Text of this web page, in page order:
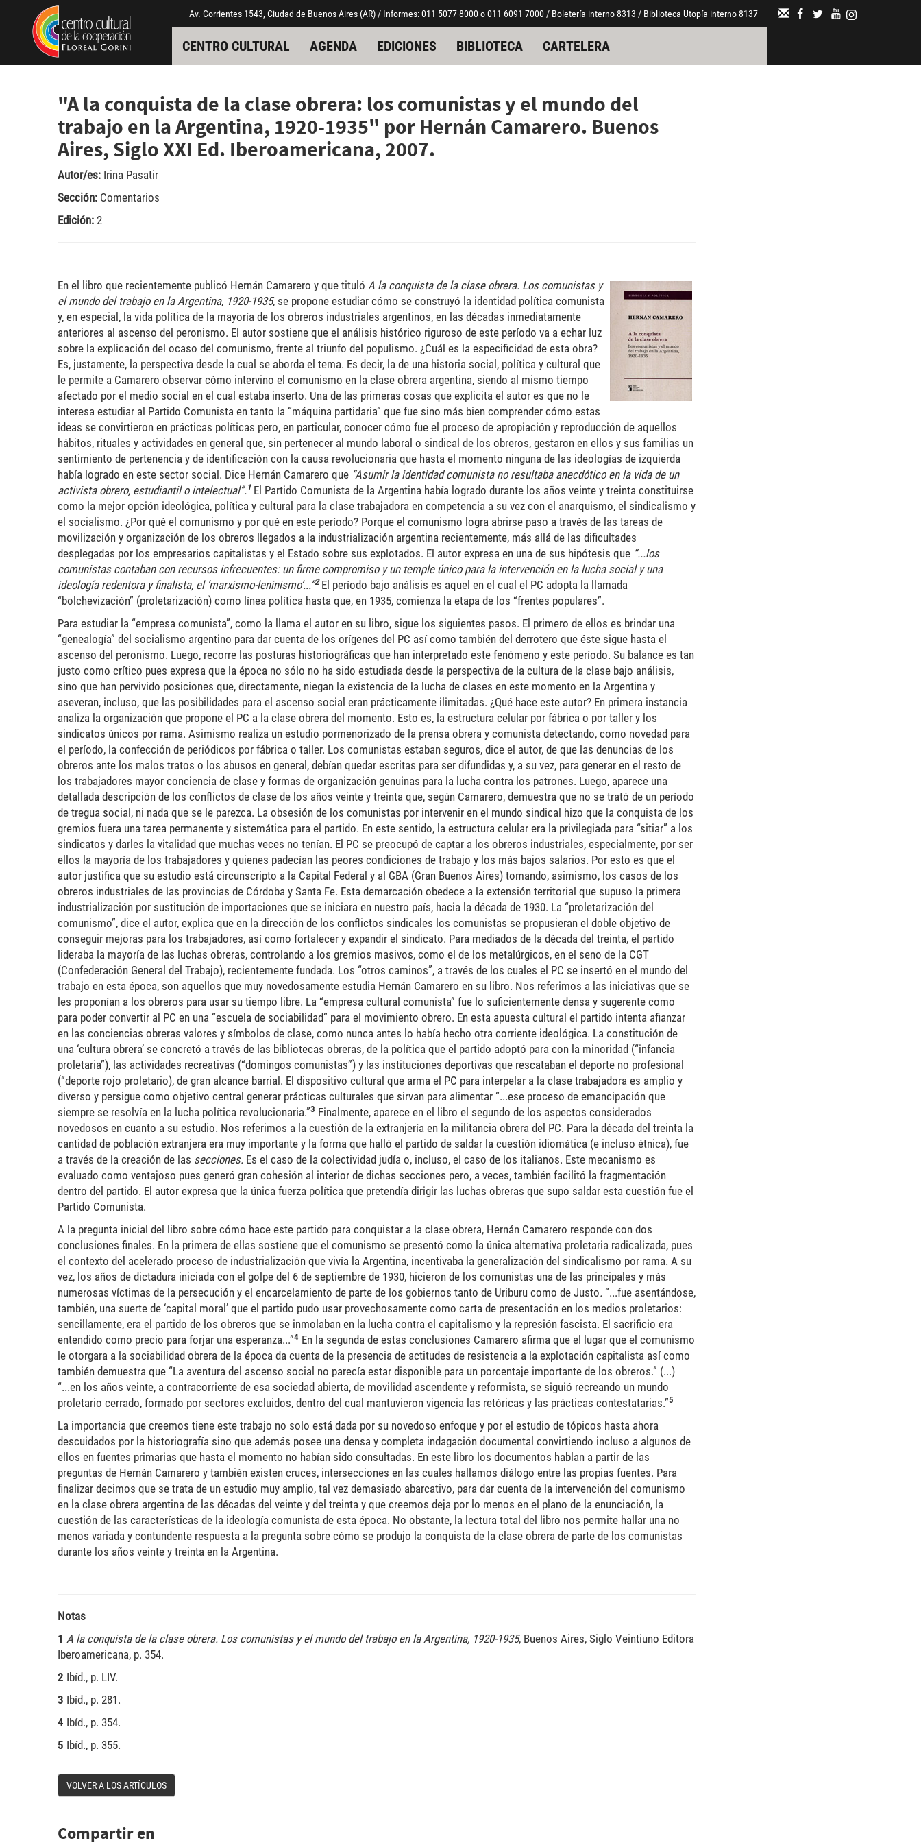
Pasar al contenido principal
Jump to main content Av. Corrientes 1543, Ciudad de Buenos Aires (AR) / Informes: 011 5077-8000 o 011 6091-7000 / Boletería interno 8313 / Biblioteca Utopía interno 8137
CENTRO CULTURAL AGENDA EDICIONES BIBLIOTECA CARTELERA
"A la conquista de la clase obrera: los comunistas y el mundo del
trabajo en la Argentina, 1920-1935" por Hernán Camarero. Buenos
Aires, Siglo XXI Ed. Iberoamericana, 2007.
Autor/es: Irina Pasatir
Sección: Comentarios
Edición: 2
En el libro que recientemente publicó Hernán Camarero y que tituló A la conquista de la clase obrera. Los comunistas y
el mundo del trabajo en la Argentina, 1920-1935, se propone estudiar cómo se construyó la identidad política comunista
y, en especial, la vida política de la mayoría de los obreros industriales argentinos, en las décadas inmediatamente
anteriores al ascenso del peronismo. El autor sostiene que el análisis histórico riguroso de este período va a echar luz
sobre la explicación del ocaso del comunismo, frente al triunfo del populismo. ¿Cuál es la especificidad de esta obra?
Es, justamente, la perspectiva desde la cual se aborda el tema. Es decir, la de una historia social, política y cultural que
le permite a Camarero observar cómo intervino el comunismo en la clase obrera argentina, siendo al mismo tiempo
afectado por el medio social en el cual estaba inserto. Una de las primeras cosas que explicita el autor es que no le
interesa estudiar al Partido Comunista en tanto la “máquina partidaria” que fue sino más bien comprender cómo estas
ideas se convirtieron en prácticas políticas pero, en particular, conocer cómo fue el proceso de apropiación y reproducción de aquellos
hábitos, rituales y actividades en general que, sin pertenecer al mundo laboral o sindical de los obreros, gestaron en ellos y sus familias un
sentimiento de pertenencia y de identificación con la causa revolucionaria que hasta el momento ninguna de las ideologías de izquierda
había logrado en este sector social. Dice Hernán Camarero que “Asumir la identidad comunista no resultaba anecdótico en la vida de un
activista obrero, estudiantil o intelectual”.1 El Partido Comunista de la Argentina había logrado durante los años veinte y treinta constituirse
como la mejor opción ideológica, política y cultural para la clase trabajadora en competencia a su vez con el anarquismo, el sindicalismo y
el socialismo. ¿Por qué el comunismo y por qué en este período? Porque el comunismo logra abrirse paso a través de las tareas de
movilización y organización de los obreros llegados a la industrialización argentina recientemente, más allá de las dificultades
desplegadas por los empresarios capitalistas y el Estado sobre sus explotados. El autor expresa en una de sus hipótesis que “...los
comunistas contaban con recursos infrecuentes: un firme compromiso y un temple único para la intervención en la lucha social y una
ideología redentora y finalista, el ‘marxismo-leninismo’...”2 El período bajo análisis es aquel en el cual el PC adopta la llamada
“bolchevización” (proletarización) como línea política hasta que, en 1935, comienza la etapa de los “frentes populares”.
Para estudiar la “empresa comunista”, como la llama el autor en su libro, sigue los siguientes pasos. El primero de ellos es brindar una
“genealogía” del socialismo argentino para dar cuenta de los orígenes del PC así como también del derrotero que éste sigue hasta el
ascenso del peronismo. Luego, recorre las posturas historiográficas que han interpretado este fenómeno y este período. Su balance es tan
justo como crítico pues expresa que la época no sólo no ha sido estudiada desde la perspectiva de la cultura de la clase bajo análisis,
sino que han pervivido posiciones que, directamente, niegan la existencia de la lucha de clases en este momento en la Argentina y
aseveran, incluso, que las posibilidades para el ascenso social eran prácticamente ilimitadas. ¿Qué hace este autor? En primera instancia
analiza la organización que propone el PC a la clase obrera del momento. Esto es, la estructura celular por fábrica o por taller y los
sindicatos únicos por rama. Asimismo realiza un estudio pormenorizado de la prensa obrera y comunista detectando, como novedad para
el período, la confección de periódicos por fábrica o taller. Los comunistas estaban seguros, dice el autor, de que las denuncias de los
obreros ante los malos tratos o los abusos en general, debían quedar escritas para ser difundidas y, a su vez, para generar en el resto de
los trabajadores mayor conciencia de clase y formas de organización genuinas para la lucha contra los patrones. Luego, aparece una
detallada descripción de los conflictos de clase de los años veinte y treinta que, según Camarero, demuestra que no se trató de un período
de tregua social, ni nada que se le parezca. La obsesión de los comunistas por intervenir en el mundo sindical hizo que la conquista de los
gremios fuera una tarea permanente y sistemática para el partido. En este sentido, la estructura celular era la privilegiada para “sitiar” a los
sindicatos y darles la vitalidad que muchas veces no tenían. El PC se preocupó de captar a los obreros industriales, especialmente, por ser
ellos la mayoría de los trabajadores y quienes padecían las peores condiciones de trabajo y los más bajos salarios. Por esto es que el
autor justifica que su estudio está circunscripto a la Capital Federal y al GBA (Gran Buenos Aires) tomando, asimismo, los casos de los
obreros industriales de las provincias de Córdoba y Santa Fe. Esta demarcación obedece a la extensión territorial que supuso la primera
industrialización por sustitución de importaciones que se iniciara en nuestro país, hacia la década de 1930. La “proletarización del
comunismo”, dice el autor, explica que en la dirección de los conflictos sindicales los comunistas se propusieran el doble objetivo de
conseguir mejoras para los trabajadores, así como fortalecer y expandir el sindicato. Para mediados de la década del treinta, el partido
lideraba la mayoría de las luchas obreras, controlando a los gremios masivos, como el de los metalúrgicos, en el seno de la CGT
(Confederación General del Trabajo), recientemente fundada. Los “otros caminos”, a través de los cuales el PC se insertó en el mundo del
trabajo en esta época, son aquellos que muy novedosamente estudia Hernán Camarero en su libro. Nos referimos a las iniciativas que se
les proponían a los obreros para usar su tiempo libre. La “empresa cultural comunista” fue lo suficientemente densa y sugerente como
para poder convertir al PC en una “escuela de sociabilidad” para el movimiento obrero. En esta apuesta cultural el partido intenta afianzar
en las conciencias obreras valores y símbolos de clase, como nunca antes lo había hecho otra corriente ideológica. La constitución de
una ‘cultura obrera’ se concretó a través de las bibliotecas obreras, de la política que el partido adoptó para con la minoridad (“infancia
proletaria”), las actividades recreativas (“domingos comunistas”) y las instituciones deportivas que rescataban el deporte no profesional
(“deporte rojo proletario), de gran alcance barrial. El dispositivo cultural que arma el PC para interpelar a la clase trabajadora es amplio y
diverso y persigue como objetivo central generar prácticas culturales que sirvan para alimentar “...ese proceso de emancipación que
siempre se resolvía en la lucha política revolucionaria.”3 Finalmente, aparece en el libro el segundo de los aspectos considerados
novedosos en cuanto a su estudio. Nos referimos a la cuestión de la extranjería en la militancia obrera del PC. Para la década del treinta la
cantidad de población extranjera era muy importante y la forma que halló el partido de saldar la cuestión idiomática (e incluso étnica), fue
a través de la creación de las secciones. Es el caso de la colectividad judía o, incluso, el caso de los italianos. Este mecanismo es
evaluado como ventajoso pues generó gran cohesión al interior de dichas secciones pero, a veces, también facilitó la fragmentación
dentro del partido. El autor expresa que la única fuerza política que pretendía dirigir las luchas obreras que supo saldar esta cuestión fue el
Partido Comunista.
A la pregunta inicial del libro sobre cómo hace este partido para conquistar a la clase obrera, Hernán Camarero responde con dos
conclusiones finales. En la primera de ellas sostiene que el comunismo se presentó como la única alternativa proletaria radicalizada, pues
el contexto del acelerado proceso de industrialización que vivía la Argentina, incentivaba la generalización del sindicalismo por rama. A su
vez, los años de dictadura iniciada con el golpe del 6 de septiembre de 1930, hicieron de los comunistas una de las principales y más
numerosas víctimas de la persecución y el encarcelamiento de parte de los gobiernos tanto de Uriburu como de Justo. “...fue asentándose,
también, una suerte de ‘capital moral’ que el partido pudo usar provechosamente como carta de presentación en los medios proletarios:
sencillamente, era el partido de los obreros que se inmolaban en la lucha contra el capitalismo y la represión fascista. El sacrificio era
entendido como precio para forjar una esperanza...”4 En la segunda de estas conclusiones Camarero afirma que el lugar que el comunismo
le otorgara a la sociabilidad obrera de la época da cuenta de la presencia de actitudes de resistencia a la explotación capitalista así como
también demuestra que “La aventura del ascenso social no parecía estar disponible para un porcentaje importante de los obreros.” (...)
“...en los años veinte, a contracorriente de esa sociedad abierta, de movilidad ascendente y reformista, se siguió recreando un mundo
proletario cerrado, formado por sectores excluidos, dentro del cual mantuvieron vigencia las retóricas y las prácticas contestatarias.”5
La importancia que creemos tiene este trabajo no solo está dada por su novedoso enfoque y por el estudio de tópicos hasta ahora
descuidados por la historiografía sino que además posee una densa y completa indagación documental convirtiendo incluso a algunos de
ellos en fuentes primarias que hasta el momento no habían sido consultadas. En este libro los documentos hablan a partir de las
preguntas de Hernán Camarero y también existen cruces, intersecciones en las cuales hallamos diálogo entre las propias fuentes. Para
finalizar decimos que se trata de un estudio muy amplio, tal vez demasiado abarcativo, para dar cuenta de la intervención del comunismo
en la clase obrera argentina de las décadas del veinte y del treinta y que creemos deja por lo menos en el plano de la enunciación, la
cuestión de las características de la ideología comunista de esta época. No obstante, la lectura total del libro nos permite hallar una no
menos variada y contundente respuesta a la pregunta sobre cómo se produjo la conquista de la clase obrera de parte de los comunistas
durante los años veinte y treinta en la Argentina.
Notas
1 A la conquista de la clase obrera. Los comunistas y el mundo del trabajo en la Argentina, 1920-1935, Buenos Aires, Siglo Veintiuno Editora
Iberoamericana, p. 354.
2 Ibíd., p. LIV.
3 Ibíd., p. 281.
4 Ibíd., p. 354.
5 Ibíd., p. 355.
VOLVER A LOS ARTÍCULOS
Compartir en